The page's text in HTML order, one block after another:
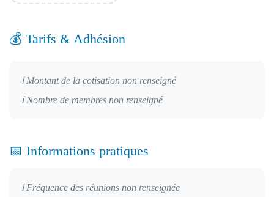
💰 Tarifs & Adhésion
ℹ️ Montant de la cotisation non renseigné
ℹ️ Nombre de membres non renseigné
📅 Informations pratiques
ℹ️ Fréquence des réunions non renseignée